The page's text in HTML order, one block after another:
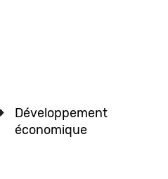
Développement
économique